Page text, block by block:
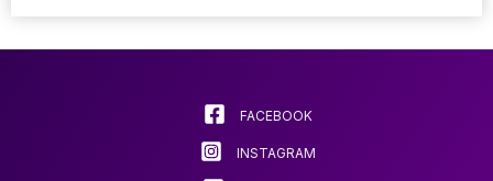
FOR COUCH, CARPET,Možnosti
stránce
produktu
FACEBOOK
INSTAGRAM